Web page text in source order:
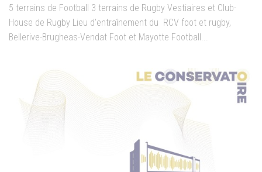
5 terrains de Football 3 terrains de Rugby Vestiaires et Club-
House de Rugby Lieu d’entraînement du RCV foot et rugby,
Bellerive-Brugheas-Vendat Foot et Mayotte Football...